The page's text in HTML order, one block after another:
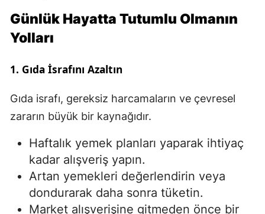
Aksaray
Kırıkkale
Batman
Şırnak
Ardahan
Günlük Hayatta Tutumlu Olmanın
Yolları
1. Gıda İsrafını Azaltın
Gıda israfı, gereksiz harcamaların ve çevresel
zararın büyük bir kaynağıdır.
Haftalık yemek planları yaparak ihtiyaç
kadar alışveriş yapın.
Artan yemekleri değerlendirin veya
dondurarak daha sonra tüketin.
Market alışverişine gitmeden önce bir